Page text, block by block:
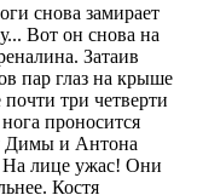
снова замирает
Вот он снова на
Затаив
пар глаз на крыше
три четверти
проносится
Димы и Антона
На лице ужас! Они
Костя